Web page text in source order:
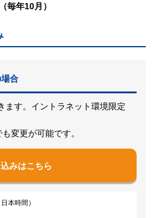
毎年10月）
合
ます。イントラネット環境限定
変更が可能です。
みはこちら
本時間）